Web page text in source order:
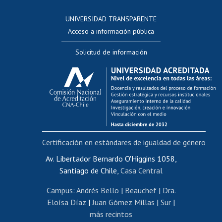
Evaluación docente
Calificación académica
Postulación al AUCAI
Funcionarias/os
Cursos internos de capacitación
Bienestar del personal
Portal de movilidad interna
Certificado de renta
Certificado de renta honorarios
Editar páginas blancas
Extranjeras/os
UNIVERSIDAD TRANSPARENTE
Acceso a información pública
Solicitud de información
Av. Libertador Bernardo O'Higgins 1058,
Santiago de Chile, Casa Central
Campus: Andrés Bello | Beauchef| Dra.
Eloísa Díaz | Juan Gómez Millas | Sur |
más recintos
Certificación en estándares de igualdad de género